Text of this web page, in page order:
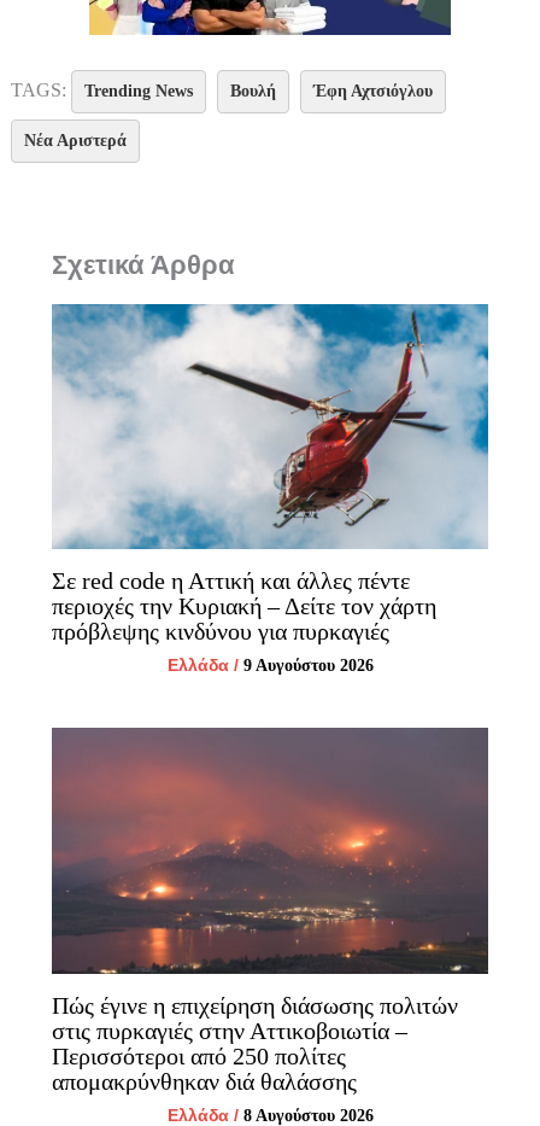
TAGS: Trending News Βουλή Έφη Αχτσιόγλου
Νέα Αριστερά
Σχετικά Άρθρα
Σε red code η Αττική και άλλες πέντε
περιοχές την Κυριακή – Δείτε τον χάρτη
πρόβλεψης κινδύνου για πυρκαγιές
Ελλάδα/ 9 Αυγούστου 2026
Πώς έγινε η επιχείρηση διάσωσης πολιτών
στις πυρκαγιές στην Αττικοβοιωτία –
Περισσότεροι από 250 πολίτες
απομακρύνθηκαν διά θαλάσσης
Ελλάδα/ 8 Αυγούστου 2026